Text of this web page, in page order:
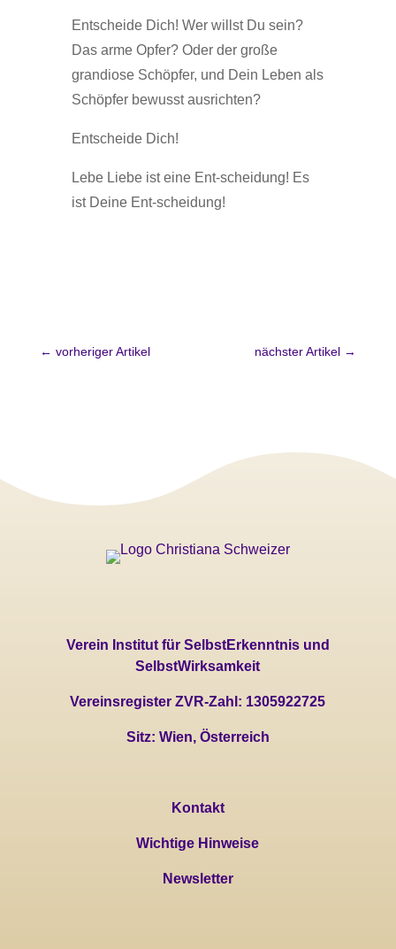
Entscheide Dich! Wer willst Du sein?
Das arme Opfer? Oder der große
grandiose Schöpfer, und Dein Leben als
Schöpfer bewusst ausrichten?
Entscheide Dich!
Lebe Liebe ist eine Ent-scheidung! Es
ist Deine Ent-scheidung!
← vorheriger Artikel nächster Artikel →
Verein Institut für SelbstErkenntnis und
SelbstWirksamkeit
Vereinsregister ZVR-Zahl: 1305922725
Sitz: Wien, Österreich
Kontakt
Wichtige Hinweise
Newsletter